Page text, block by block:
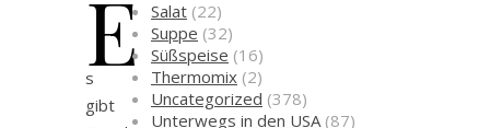
E
s
gibt
Salat (22)
Suppe (32)
Süßspeise (16)
Thermomix (2)
Uncategorized (378)
Unterwegs in den USA(87)